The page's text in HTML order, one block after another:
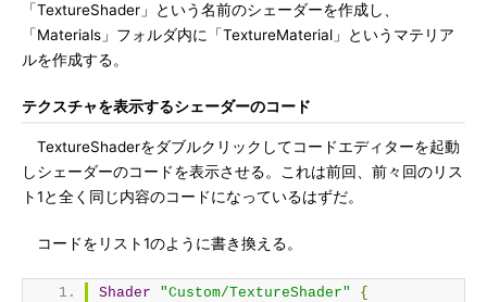
「TextureShader」という名前のシェーダーを作成し、
「Materials」フォルダ内に「TextureMaterial」というマテリア
ルを作成する。
テクスチャを表示するシェーダーのコード
TextureShaderをダブルクリックしてコードエディターを起動
しシェーダーのコードを表示させる。これは前回、前々回のリス
ト1と全く同じ内容のコードになっているはずだ。
コードをリスト1のように書き換える。
Shader "Custom/TextureShader"
{